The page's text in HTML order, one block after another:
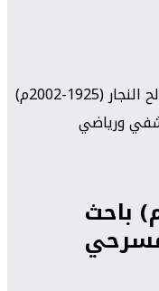
صالح النجار (1925-2002م)
ورياضي
النجار (1925-2002م) باحث